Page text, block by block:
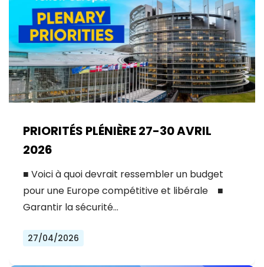
PRIORITÉS PLÉNIÈRE 27-30 AVRIL
2026
■ Voici à quoi devrait ressembler un budget
pour une Europe compétitive et libérale ■
Garantir la sécurité…
27/04/2026